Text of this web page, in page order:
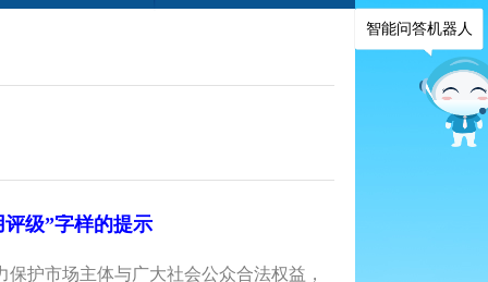
级”字样的提示
护市场主体与广大社会公众合法权益，
智能问答机器人